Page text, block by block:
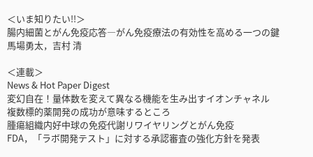
＜いま知りたい!!＞
腸内細菌とがん免疫応答―がん免疫療法の有効性を高める一つの鍵
馬場勇太，吉村 清
＜連載＞
News & Hot Paper Digest
変幻自在！量体数を変えて異なる機能を生み出すイオンチャネル
複数標的薬開発の成功が意味するところ
腫瘍組織内好中球の免疫代謝リワイヤリングとがん免疫
FDA，「ラボ開発テスト」に対する承認審査の強化方針を発表